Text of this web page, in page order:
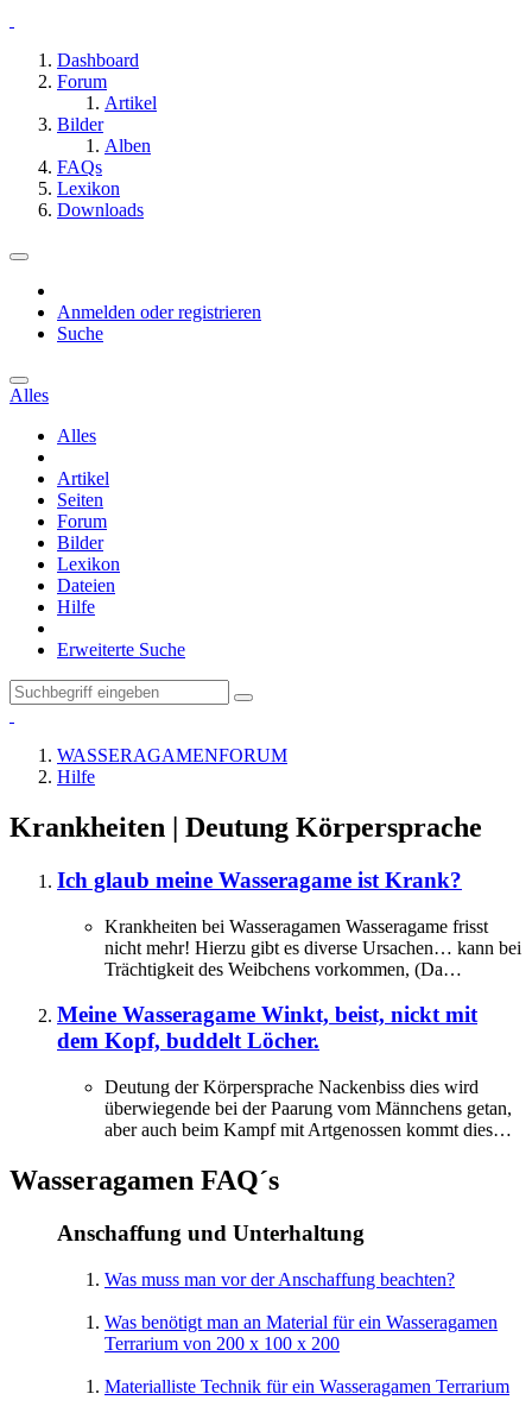
Dashboard
Forum
Artikel
Bilder
Alben
FAQs
Lexikon
Downloads
Anmelden oder registrieren
Suche
Alles
Alles
Artikel
Seiten
Forum
Bilder
Lexikon
Dateien
Hilfe
Erweiterte Suche
WASSERAGAMENFORUM
Hilfe
Krankheiten | Deutung Körpersprache
Ich glaub meine Wasseragame ist Krank?
Krankheiten bei Wasseragamen Wasseragame frisst
nicht mehr! Hierzu gibt es diverse Ursachen… kann bei
Trächtigkeit des Weibchens vorkommen, (Da…
Meine Wasseragame Winkt, beist, nickt mit
dem Kopf, buddelt Löcher.
Deutung der Körpersprache Nackenbiss dies wird
überwiegende bei der Paarung vom Männchens getan,
aber auch beim Kampf mit Artgenossen kommt dies…
Wasseragamen FAQ´s
Anschaffung und Unterhaltung
Was muss man vor der Anschaffung beachten?
Was benötigt man an Material für ein Wasseragamen
Terrarium von 200 x 100 x 200
Materialliste Technik für ein Wasseragamen Terrarium